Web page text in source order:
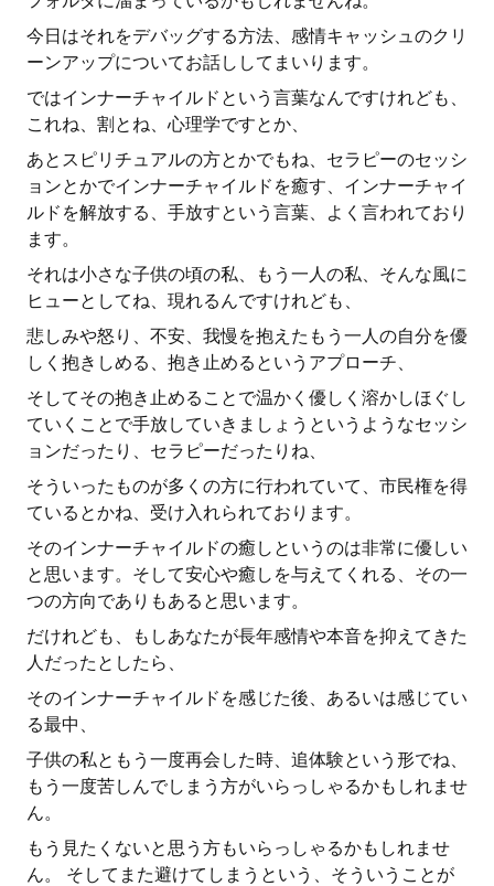
今日はそれをデバッグする方法、感情キャッシュのクリ
ーンアップについてお話ししてまいります。
ではインナーチャイルドという言葉なんですけれども、
これね、割とね、心理学ですとか、
あとスピリチュアルの方とかでもね、セラピーのセッシ
ョンとかでインナーチャイルドを癒す、インナーチャイ
ルドを解放する、手放すという言葉、よく言われており
ます。
それは小さな子供の頃の私、もう一人の私、そんな風に
ヒューとしてね、現れるんですけれども、
悲しみや怒り、不安、我慢を抱えたもう一人の自分を優
しく抱きしめる、抱き止めるというアプローチ、
そしてその抱き止めることで温かく優しく溶かしほぐし
ていくことで手放していきましょうというようなセッシ
ョンだったり、セラピーだったりね、
そういったものが多くの方に行われていて、市民権を得
ているとかね、受け入れられております。
そのインナーチャイルドの癒しというのは非常に優しい
と思います。そして安心や癒しを与えてくれる、その一
つの方向でありもあると思います。
だけれども、もしあなたが長年感情や本音を抑えてきた
人だったとしたら、
そのインナーチャイルドを感じた後、あるいは感じてい
る最中、
子供の私ともう一度再会した時、追体験という形でね、
もう一度苦しんでしまう方がいらっしゃるかもしれませ
ん。
もう見たくないと思う方もいらっしゃるかもしれませ
ん。 そしてまた避けてしまうという、そういうことが